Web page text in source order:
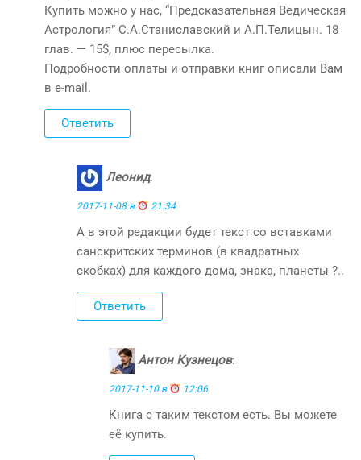
Купить можно у нас, “Предсказательная Ведическая
Астрология” С.А.Станиславский и А.П.Телицын. 18
глав. — 15$, плюс пересылка.
Подробности оплаты и отправки книг описали Вам
в e-mail.
Ответить
Леонид:
2017-11-08 в 21:34
А в этой редакции будет текст со вставками
санскритских терминов (в квадратных
скобках) для каждого дома, знака, планеты ?..
Ответить
Антон Кузнецов:
2017-11-10 в 12:06
Книга с таким текстом есть. Вы можете
её купить.